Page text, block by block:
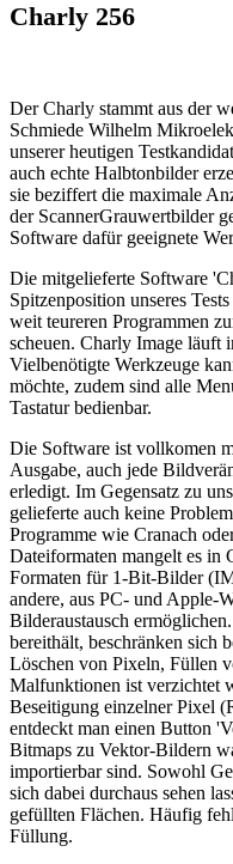
Charly 256
Der Charly stammt aus der
Schmiede Wilhelm
unserer heutigen
auch echte Halbtonbilder
sie beziffert die maximale
der ScannerGrauwertbilder
Software dafür geeignete
Die mitgelieferte Software
Spitzenposition unseres
weit teureren Programmen
scheuen. Charly Image läuft
Vielbenötigte Werkzeuge
möchte, zudem sind alle
Tastatur bedienbar.
Die Software ist vollkomen
Ausgabe, auch jede
erledigt. Im Gegensatz zu
gelieferte auch keine
Programme wie Cranach
Dateiformaten mangelt es in
Formaten für 1-Bit-Bilder
andere, aus PC- und Apple-
Bilderaustausch
bereithält, beschränken sich
Löschen von Pixeln, Füllen
Malfunktionen ist verzichtet
Beseitigung einzelner Pixel
entdeckt man einen Button
Bitmaps zu Vektor-Bildern
importierbar sind. Sowohl
sich dabei durchaus sehen
gefüllten Flächen. Häufig
Füllung.